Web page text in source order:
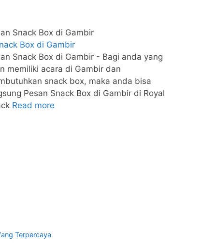
Snack Box di Gambir
Snack Box di Gambir - Bagi anda yang
memiliki acara di Gambir dan
snack box, maka anda bisa
Pesan Snack Box di Gambir di Royal
Read more
Terpercaya